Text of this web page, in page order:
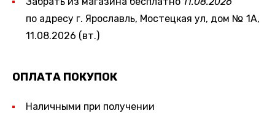
по адресу г. Ярославль, Мостецкая ул, дом № 1А,
11.08.2026 (вт.)
ОПЛАТА ПОКУПОК
Наличными при получении